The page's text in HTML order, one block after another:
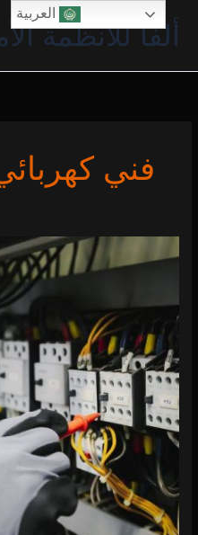
المحتوىألفا للأنظمة
فني
0 (0)
العربية